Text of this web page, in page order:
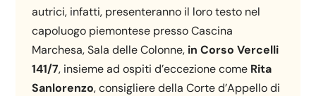
autrici, infatti, presenteranno il loro testo nel
capoluogo piemontese presso Cascina
Marchesa, Sala delle Colonne, in Corso Vercelli
141/7, insieme ad ospiti d’eccezione come Rita
Sanlorenzo, consigliere della Corte d’Appello di